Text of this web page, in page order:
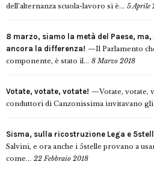
dell’alternanza scuola-lavoro si è... 5 Aprile
8 marzo, siamo la metà del Paese,
ancora la differenza!
Il Parlamento
componente, è stato il... 8 Marzo 2018
Votate, votate, votate!
Votate, votate,
conduttori di Canzonissima invitavano gli
Sisma, sulla ricostruzione Lega e
Salvini, e ora anche i 5stelle provano a
come... 22 Febbraio 2018